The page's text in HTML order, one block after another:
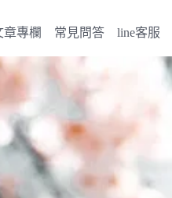
章專欄 常見問答 line客服